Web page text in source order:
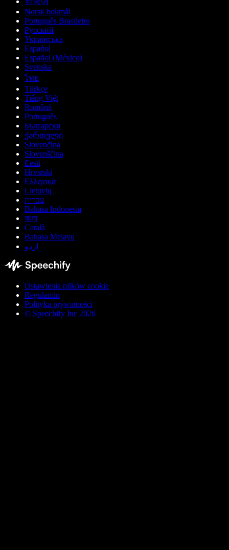
Norsk bokmål
Português Brasileiro
Русский
Українська
Español
Español (México)
Svenska
ไทย
Türkçe
Tiếng Việt
Română
Português
Български
ქართული
Slovenčina
Slovenščina
Eesti
Hrvatski
Ελληνικά
Lietuvių
עברית
Bahasa Indonesia
বাংলা
Català
Bahasa Melayu
اردو
Ustawienia plików cookie
Regulamin
Polityka prywatności
© Speechify Inc 2026